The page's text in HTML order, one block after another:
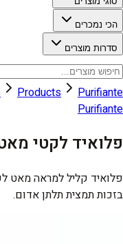
הכי נמכרים
סדרות מוצרים
Products
Purifiante
Purifiante
פלואיד לקטי מאט 24
פלואיד קליל למראה מאט
בזכות תמצית תלתן אדום.